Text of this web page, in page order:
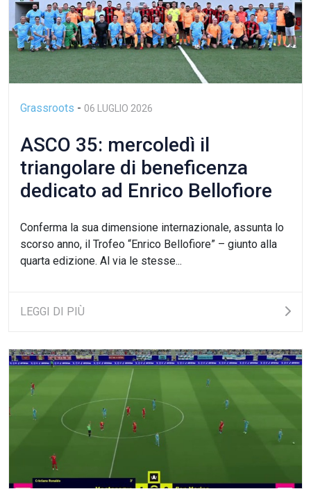
Grassroots - 06 LUGLIO 2026
ASCO 35: mercoledì il
triangolare di beneficenza
dedicato ad Enrico Bellofiore
Conferma la sua dimensione internazionale, assunta lo
scorso anno, il Trofeo “Enrico Bellofiore” – giunto alla
quarta edizione. Al via le stesse...
LEGGI DI PIÙ